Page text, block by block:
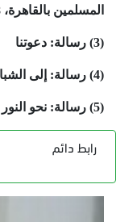
المسلمين بالقاهرة، 28 شوال 1364هـ – 4 أكتوبر 1945م.
(3) رسالة: دعوتنا
(4) رسالة: إلى الشباب
(5) رسالة: نحو النور
رابط دائم